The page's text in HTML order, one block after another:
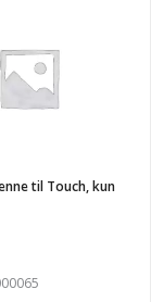
til Touch, kun